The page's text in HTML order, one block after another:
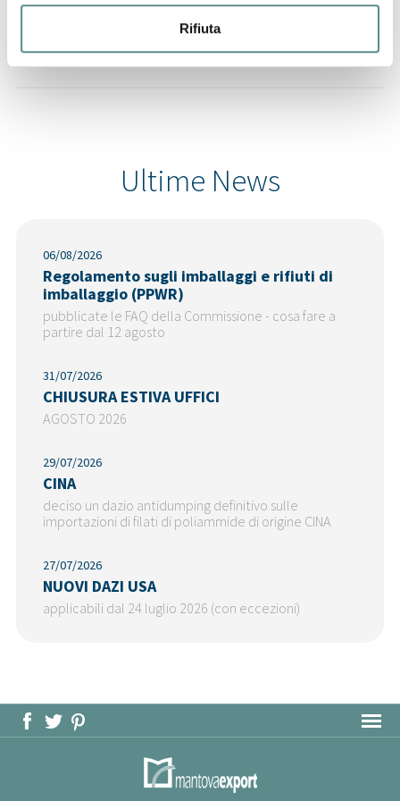
Rifiuta
CINA
Ultime News
06/08/2026
Regolamento sugli imballaggi e rifiuti di
imballaggio (PPWR)
pubblicate le FAQ della Commissione - cosa fare a
partire dal 12 agosto
31/07/2026
CHIUSURA ESTIVA UFFICI
AGOSTO 2026
29/07/2026
CINA
deciso un dazio antidumping definitivo sulle
importazioni di filati di poliammide di origine CINA
27/07/2026
NUOVI DAZI USA
applicabili dal 24 luglio 2026 (con eccezioni)